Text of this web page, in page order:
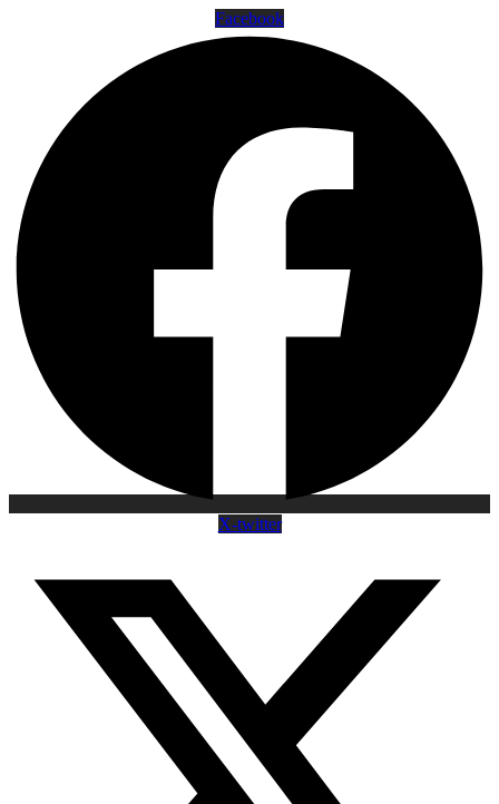
Facebook
X-twitter